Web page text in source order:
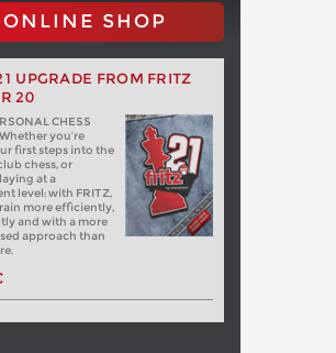
ONLINE SHOP
UPGRADE FROM FRITZ
20
CHESS
you’re
first steps into the
chess, or
at a
level: with FRITZ,
more efficiently,
and with a more
approach than